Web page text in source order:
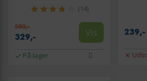
(14)
580,-
329,- Vis
På lager
239,-